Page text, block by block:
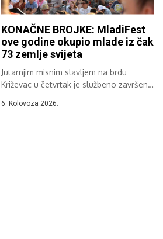
KONAČNE BROJKE: MladiFest
ove godine okupio mlade iz čak
73 zemlje svijeta
Jutarnjim misnim slavljem na brdu
Križevac u četvrtak je službeno završen
6. Kolovoza 2026.